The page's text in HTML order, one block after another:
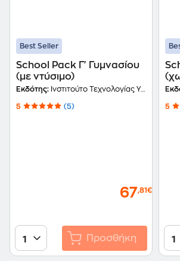
Best Seller
School Pack Γ' Γυμνασίου
(με ντύσιμο)
Εκδότης: Ινστιτούτο Τεχνολογίας Υπολογιστών και Εκδόσεων Διόφαντος
5 (5)
67,81€
1 Προσθήκη
5
1